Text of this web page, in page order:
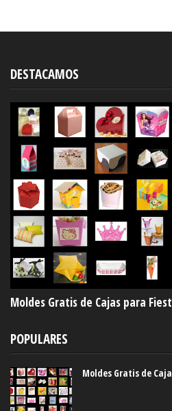
DESTACAMOS
Moldes Gratis de Cajas para
POPULARES
Moldes Gratis de